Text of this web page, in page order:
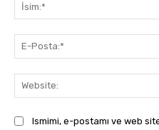
Ismimi, e-postamı ve web